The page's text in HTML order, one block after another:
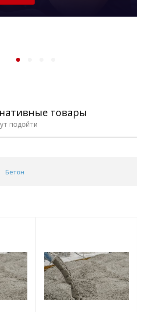
подойти
товары
Бетон